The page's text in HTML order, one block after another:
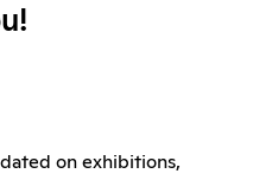
on exhibitions,